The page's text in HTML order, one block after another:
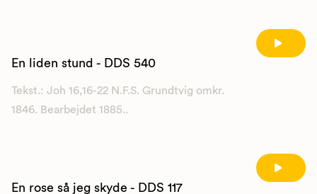
En liden stund - DDS 540
Tekst.: Joh 16,16-22 N.F.S. Grundtvig omkr.
1846. Bearbejdet 1885..
En rose så jeg skyde - DDS 117